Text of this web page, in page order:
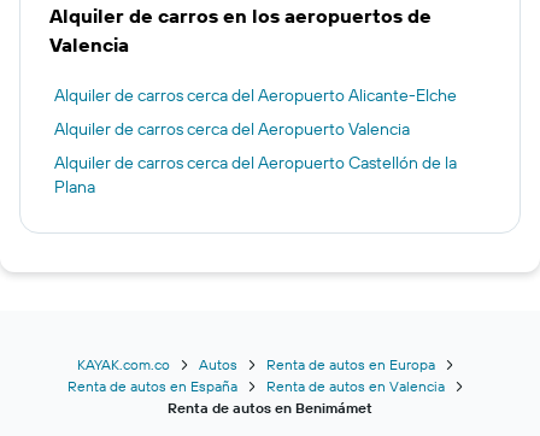
Alquiler de carros en los aeropuertos de
Valencia
Alquiler de carros cerca del Aeropuerto Alicante-Elche
Alquiler de carros cerca del Aeropuerto Valencia
Alquiler de carros cerca del Aeropuerto Castellón de la
Plana
KAYAK.com.co Autos
Renta de autos en Europa
Renta de autos en España
Renta de autos en Valencia
Renta de autos en Benimámet